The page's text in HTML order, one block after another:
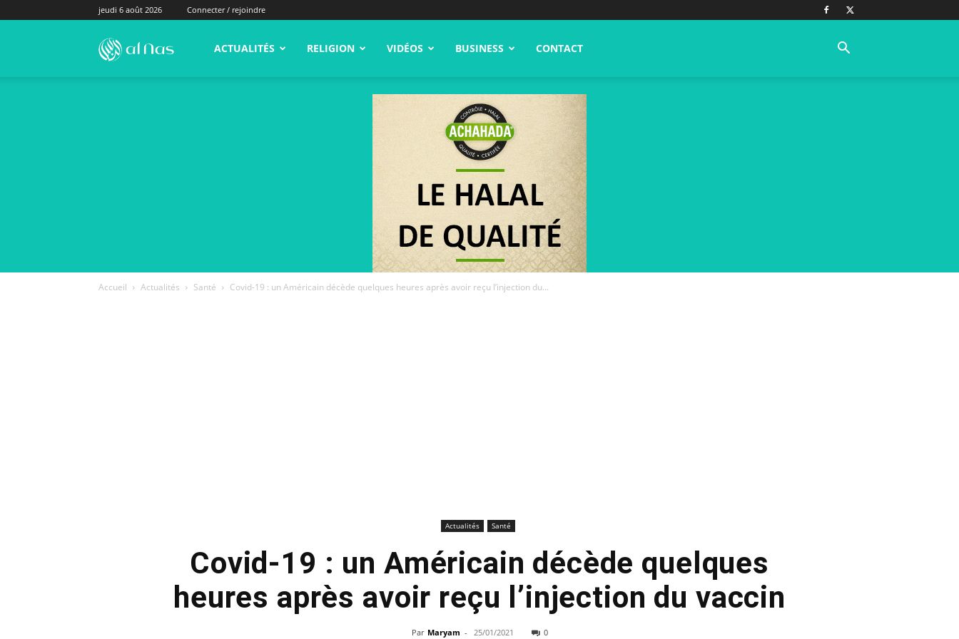
jeudi 6 août 2026 Connecter / rejoindre
alNas.fr ACTUALITÉS RELIGION VIDÉOS BUSINESS CONTACT
Accueil Actualités Santé Covid-19 : un Américain décède quelques heures après avoir reçu l’injection du...
Actualités Santé
Covid-19 : un Américain décède quelques
heures après avoir reçu l’injection du vaccin
Par Maryam - 25/01/2021 0